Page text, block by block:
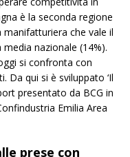
è la seconda regione
manifatturiera che vale il
nazionale (14%).
si confronta con
Da qui si è sviluppato ‘Il
presentato da BCG in
Emilia Area
prese con